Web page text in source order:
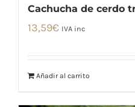
Cachucha de cerdo
13,59€ IVA inc
Añadir al carrito